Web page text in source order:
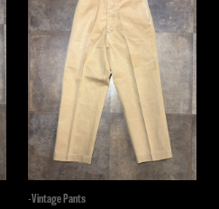
-Vintage Pants